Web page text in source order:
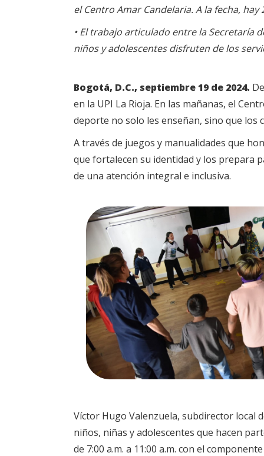
el Centro Amar Candelaria. A la fecha,
• El trabajo articulado entre la Secretaría
niños y adolescentes disfruten de los
Bogotá, D.C., septiembre 19 de 2024.
en la UPI La Rioja. En las mañanas, el
deporte no solo les enseñan, sino que los
A través de juegos y manualidades que
que fortalecen su identidad y los prepara
de una atención integral e inclusiva.
Víctor Hugo Valenzuela, subdirector local
niños, niñas y adolescentes que hacen
de 7:00 a.m. a 11:00 a.m. con el